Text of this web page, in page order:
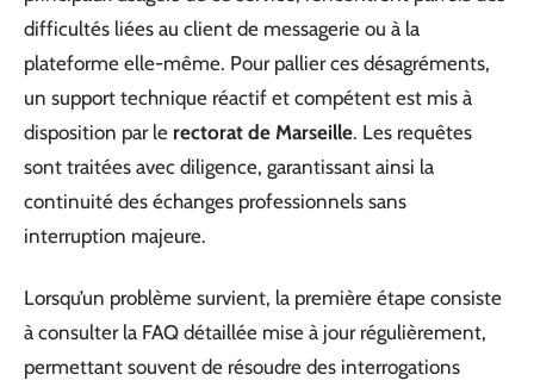
difficultés liées au client de messagerie ou à la
plateforme elle-même. Pour pallier ces désagréments,
un support technique réactif et compétent est mis à
disposition par le rectorat de Marseille. Les requêtes
sont traitées avec diligence, garantissant ainsi la
continuité des échanges professionnels sans
interruption majeure.
Lorsqu’un problème survient, la première étape consiste
à consulter la FAQ détaillée mise à jour régulièrement,
permettant souvent de résoudre des interrogations